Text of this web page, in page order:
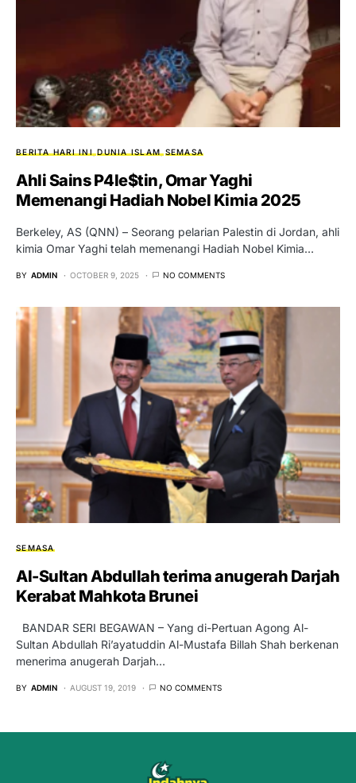
BERITA HARI INI DUNIA ISLAM SEMASA
Ahli Sains P4le$tin, Omar Yaghi
Memenangi Hadiah Nobel Kimia 2025
Berkeley, AS (QNN) – Seorang pelarian Palestin di Jordan, ahli
kimia Omar Yaghi telah memenangi Hadiah Nobel Kimia…
BY ADMIN OCTOBER 9, 2025 NO COMMENTS
SEMASA
Al-Sultan Abdullah terima anugerah Darjah
Kerabat Mahkota Brunei
BANDAR SERI BEGAWAN – Yang di-Pertuan Agong Al-
Sultan Abdullah Ri’ayatuddin Al-Mustafa Billah Shah berkenan
menerima anugerah Darjah…
BY ADMIN AUGUST 19, 2019 NO COMMENTS